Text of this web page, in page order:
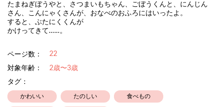
たまねぎぼうやと、さつまいもちゃん、ごぼうくんと、にんじん
さん、こんにゃくさんが、おなべのおふろにはいったよ。
すると、ぶたにくくんが
かけってきて……。
ページ数： 22
対象年齢：
2歳〜3歳
タグ：
かわいい たのしい 食べもの